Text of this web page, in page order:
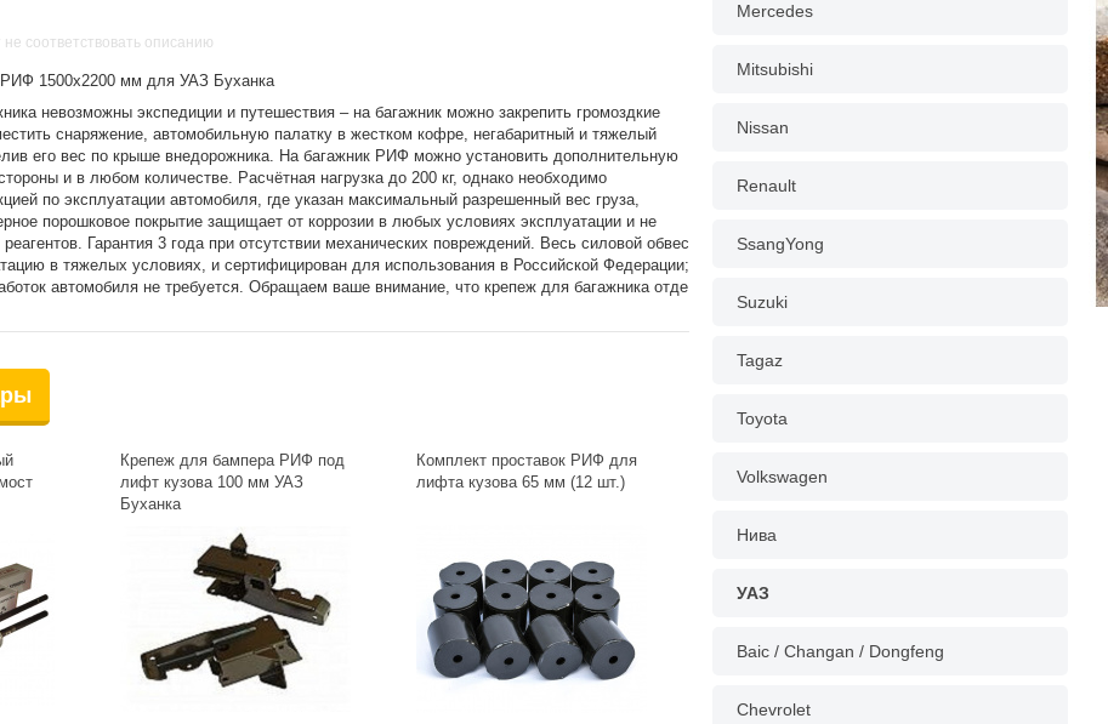
соответствовать описанию
РИФ 1500х2200 мм для УАЗ Буханка
невозможны экспедиции и путешествия – на багажник можно закрепить громоздкие
снаряжение, автомобильную палатку в жестком кофре, негабаритный и тяжелый
его вес по крыше внедорожника. На багажник РИФ можно установить дополнительную
и в любом количестве. Расчётная нагрузка до 200 кг, однако необходимо
по эксплуатации автомобиля, где указан максимальный разрешенный вес груза,
порошковое покрытие защищает от коррозии в любых условиях эксплуатации и не
Гарантия 3 года при отсутствии механических повреждений. Весь силовой обвес
в тяжелых условиях, и сертифицирован для использования в Российской Федерации;
автомобиля не требуется. Обращаем ваше внимание, что крепеж для багажника отде
Крепеж для бампера РИФ под
лифт кузова 100 мм УАЗ
Буханка
Комплект проставок РИФ для
лифта кузова 65 мм (12 шт.)
Mercedes
Mitsubishi
Nissan
Renault
SsangYong
Suzuki
Tagaz
Toyota
Volkswagen
Нива
УАЗ
Baic / Changan / Dongfeng
Chevrolet